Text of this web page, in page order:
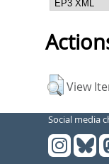
View
Social media